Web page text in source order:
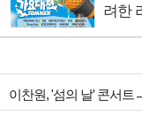
려한
이찬원, '섬의 날' 콘서